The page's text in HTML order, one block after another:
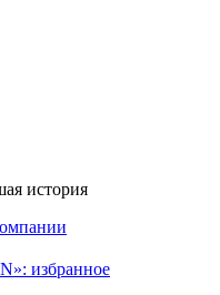
история
избранное